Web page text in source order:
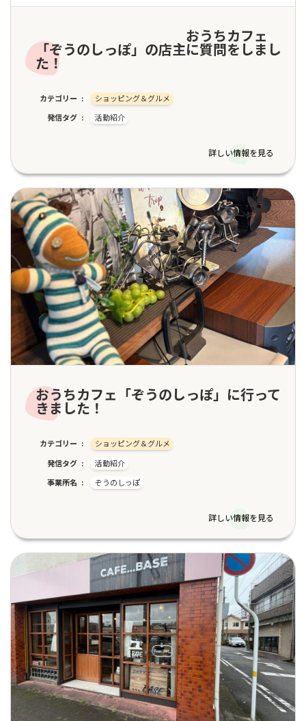
おうちカフェ
「ぞうのしっぽ」の店主に質問をしまし
た！
カテゴリー
ショッピング＆グルメ
発信タグ
活動紹介
詳しい情報を見る
おうちカフェ「ぞうのしっぽ」に行って
きました！
カテゴリー
ショッピング＆グルメ
発信タグ
活動紹介
事業所名
ぞうのしっぽ
詳しい情報を見る